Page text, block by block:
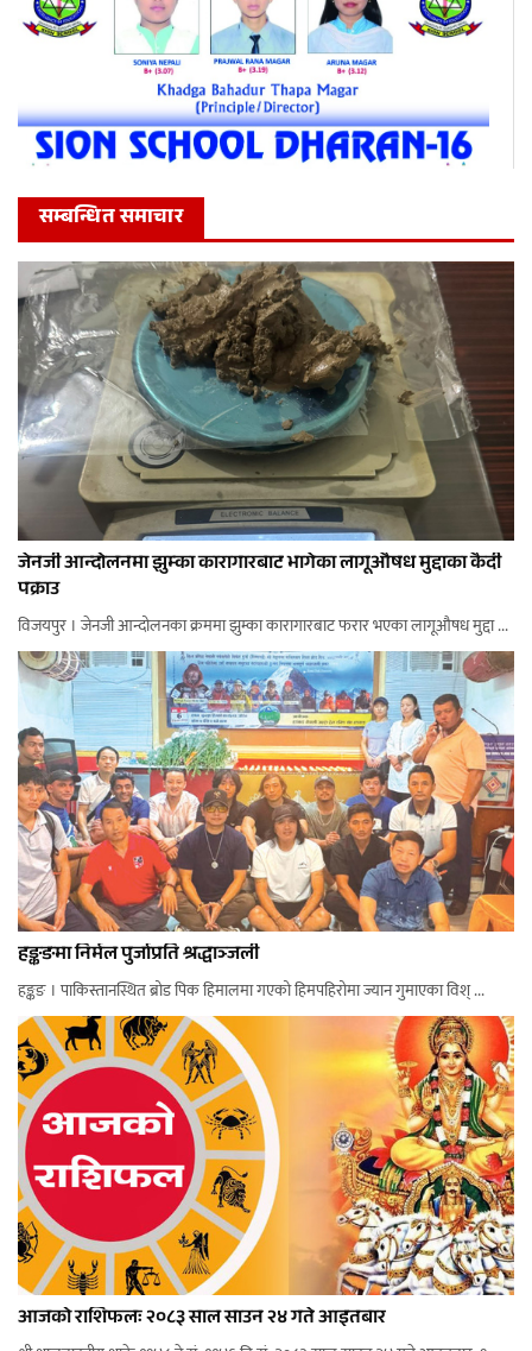
सम्बन्धित समाचार
जेनजी आन्दोलनमा झुम्का कारागारबाट भागेका लागूऔषध मुद्दाका कैदी
पक्राउ
विजयपुर । जेनजी आन्दोलनका क्रममा झुम्का कारागारबाट फरार भएका लागूऔषध मुद्दा ...
हङ्कङमा निर्मल पुर्जाप्रति श्रद्धाञ्जली
हङ्कङ । पाकिस्तानस्थित ब्रोड पिक हिमालमा गएको हिमपहिरोमा ज्यान गुमाएका विश् ...
आजको राशिफलः २०८३ साल साउन २४ गते आइतबार